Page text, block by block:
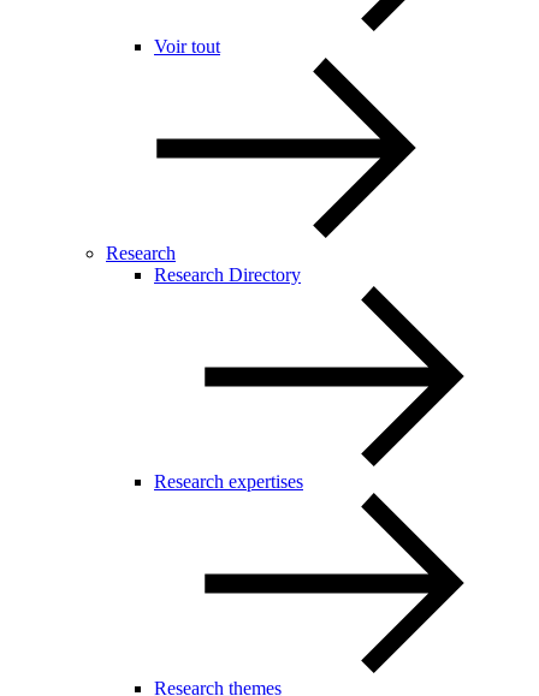
Voir tout
Research
Research Directory
Research expertises
Research themes